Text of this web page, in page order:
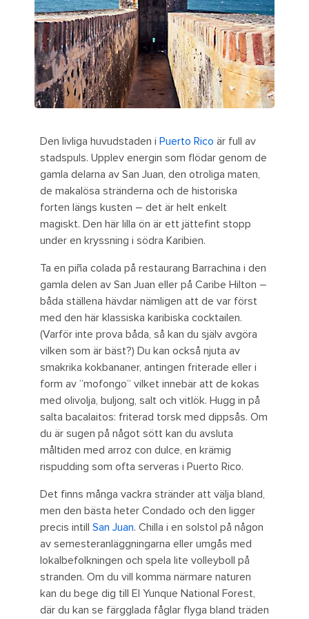
Den livliga huvudstaden i Puerto Rico är full av
stadspuls. Upplev energin som flödar genom de
gamla delarna av San Juan, den otroliga maten,
de makalösa stränderna och de historiska
forten längs kusten – det är helt enkelt
magiskt. Den här lilla ön är ett jättefint stopp
under en kryssning i södra Karibien.
Ta en piña colada på restaurang Barrachina i den
gamla delen av San Juan eller på Caribe Hilton –
båda ställena hävdar nämligen att de var först
med den här klassiska karibiska cocktailen.
(Varför inte prova båda, så kan du själv avgöra
vilken som är bäst?) Du kan också njuta av
smakrika kokbananer, antingen friterade eller i
form av ”mofongo” vilket innebär att de kokas
med olivolja, buljong, salt och vitlök. Hugg in på
salta bacalaitos: friterad torsk med dippsås. Om
du är sugen på något sött kan du avsluta
måltiden med arroz con dulce, en krämig
rispudding som ofta serveras i Puerto Rico.
Det finns många vackra stränder att välja bland,
men den bästa heter Condado och den ligger
precis intill San Juan. Chilla i en solstol på någon
av semesteranläggningarna eller umgås med
lokalbefolkningen och spela lite volleyboll på
stranden. Om du vill komma närmare naturen
kan du bege dig till El Yunque National Forest,
där du kan se färgglada fåglar flyga bland träden